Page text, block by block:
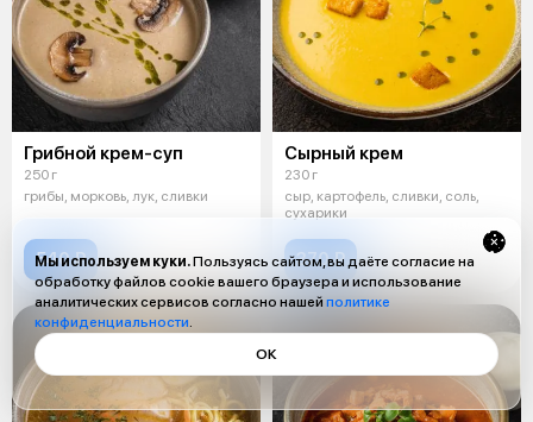
Грибной крем-суп
250 г
грибы, морковь, лук, сливки
540 ₽
Сырный крем
230 г
сыр, картофель, сливки, соль,
сухарики
370 ₽
Мы используем куки.Пользуясь сайтом, вы даёте согласие на
обработку файлов cookie вашего браузера и использование
аналитических сервисов согласно нашей политике
конфиденциальности.
ОК